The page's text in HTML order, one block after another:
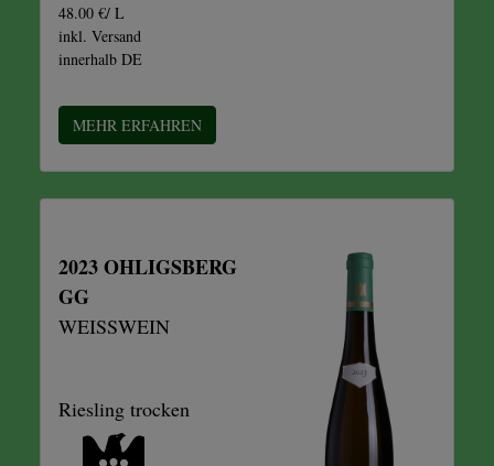
48.00 €/ L
inkl. Versand
innerhalb DE
MEHR ERFAHREN
2023 OHLIGSBERG
GG
WEISSWEIN
Riesling trocken